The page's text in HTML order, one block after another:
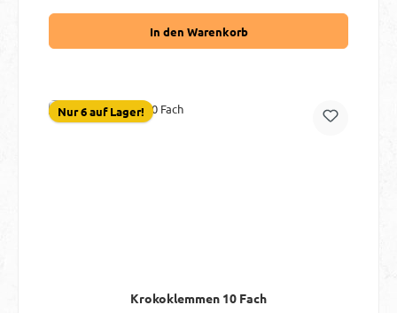
In den Warenkorb
Nur 6 auf Lager!
Krokoklemmen 10 Fach